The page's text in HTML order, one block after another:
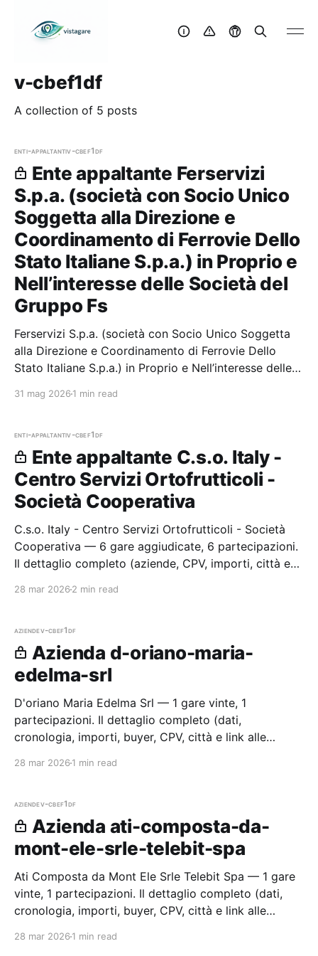
v-cbef1df
A collection of 5 posts
enti-appaltantiv-cbef1df
Ente appaltante Ferservizi
S.p.a. (società con Socio Unico
Soggetta alla Direzione e
Coordinamento di Ferrovie Dello
Stato Italiane S.p.a.) in Proprio e
Nell’interesse delle Società del
Gruppo Fs
Ferservizi S.p.a. (società con Socio Unico Soggetta
alla Direzione e Coordinamento di Ferrovie Dello
Stato Italiane S.p.a.) in Proprio e Nell’interesse delle
partecipazioni.
31 mag 2026 1 min read
enti-appaltantiv-cbef1df
Ente appaltante C.s.o. Italy -
Centro Servizi Ortofrutticoli -
Società Cooperativa
C.s.o. Italy - Centro Servizi Ortofrutticoli - Società
Cooperativa — 6 gare aggiudicate, 6 partecipazioni.
Il dettaglio completo (aziende, CPV, importi, città e
28 mar 2026 2 min read
aziendev-cbef1df
Azienda d-oriano-maria-
edelma-srl
D'oriano Maria Edelma Srl — 1 gare vinte, 1
partecipazioni. Il dettaglio completo (dati,
cronologia, importi, buyer, CPV, città e link alle
28 mar 2026 1 min read
aziendev-cbef1df
Azienda ati-composta-da-
mont-ele-srle-telebit-spa
Ati Composta da Mont Ele Srle Telebit Spa — 1 gare
vinte, 1 partecipazioni. Il dettaglio completo (dati,
cronologia, importi, buyer, CPV, città e link alle
28 mar 2026 1 min read